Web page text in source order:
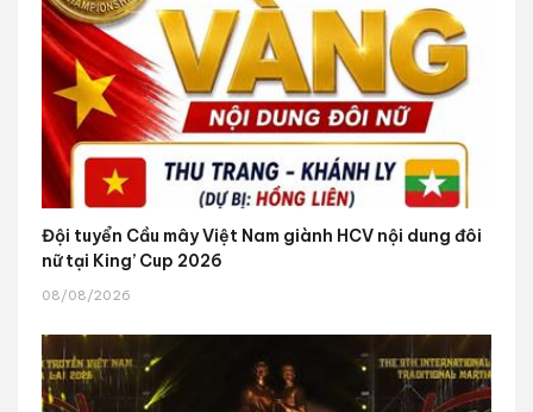
Đội tuyển Cầu mây Việt Nam giành HCV nội dung đôi
nữ tại King’ Cup 2026
08/08/2026